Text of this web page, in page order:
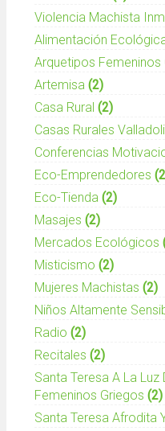
Violencia Machista
Alimentación
Arquetipos Femeninos
Artemisa (2)
Casa Rural (2)
Casas Rurales
Conferencias
Eco-Emprendedores
Eco-Tienda (2)
Masajes (2)
Mercados Ecológicos
Misticismo (2)
Mujeres Machistas (2)
Niños Altamente
Radio (2)
Recitales (2)
Santa Teresa A La
Femeninos Griegos (2)
Santa Teresa Afrodita